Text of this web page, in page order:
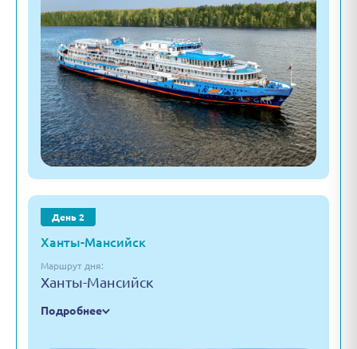
День 2
Ханты-Мансийск
Маршрут дня:
Ханты-Мансийск
Подробнее